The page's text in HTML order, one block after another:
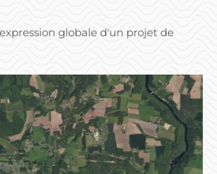
globale d'un projet de